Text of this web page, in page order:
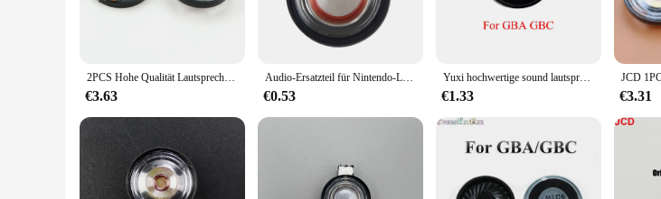
2PCS Hohe Qualität Lautsprecher Für GB GBP GBC GBA SP Lautsprecher Ersatz Für Gameboy Farbe Advance Spiel Zubehör
€3.63
Audio-Ersatzteil für Nintendo-Lautsprecher für Gameboy Audio-Lautsprecher Advance SP für GBA SP Spielkonsolen-Lautsprecher
€0.53
Yuxi hochwertige sound lautsprecher für gameboy gb dmg für gbp gbc gba sp innen lautsprecher lautsprecher
€1.33 €3.31